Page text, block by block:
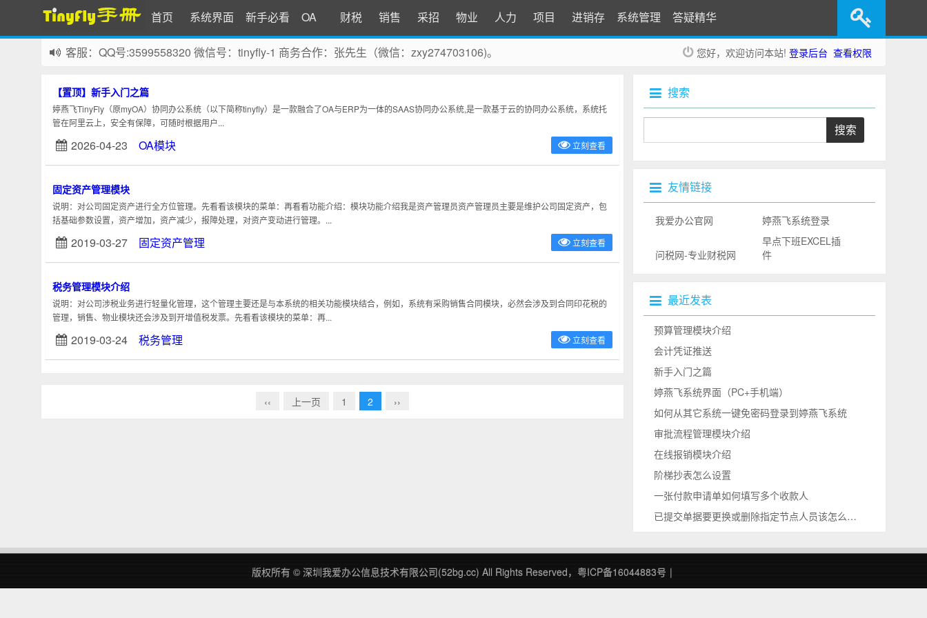
首页 系统界面 新手必看 OA 财税 销售 采招 物业 人力 项目 进销存 系统管理 答疑精华
您好，欢迎访问本站! 登录后台 查看权限
客服：QQ号:3599558320 微信号：tinyfly-1 商务合作：张先生（微信：zxy274703106)。
【置顶】新手入门之篇
婷燕飞TinyFly（原myOA）协同办公系统（以下简称tinyfly）是一款融合了OA与ERP为一体的SAAS协同办公系统,是一款基于云的协同办公系统，系统托
管在阿里云上，安全有保障，可随时根据用户...
2026-04-23 OA模块 立刻查看
固定资产管理模块
说明：对公司固定资产进行全方位管理。先看看该模块的菜单：再看看功能介绍：模块功能介绍我是资产管理员资产管理员主要是维护公司固定资产，包
括基础参数设置，资产增加，资产减少，报障处理，对资产变动进行管理。...
2019-03-27 固定资产管理 立刻查看
税务管理模块介绍
说明：对公司涉税业务进行轻量化管理，这个管理主要还是与本系统的相关功能模块结合，例如，系统有采购销售合同模块，必然会涉及到合同印花税的
管理，销售、物业模块还会涉及到开增值税发票。先看看该模块的菜单：再...
2019-03-24 税务管理 立刻查看
‹‹ 上一页 1 2 ››
搜索
友情链接
我爱办公官网 婷燕飞系统登录
问税网-专业财税网
早点下班EXCEL插
件
最近发表
预算管理模块介绍
会计凭证推送
新手入门之篇
婷燕飞系统界面（PC+手机端）
如何从其它系统一键免密码登录到婷燕飞系统
审批流程管理模块介绍
在线报销模块介绍
阶梯抄表怎么设置
一张付款申请单如何填写多个收款人
已提交单据要更换或删除指定节点人员该怎么操作
版权所有 © 深圳我爱办公信息技术有限公司(52bg.cc) All Rights Reserved，粤ICP备16044883号 |